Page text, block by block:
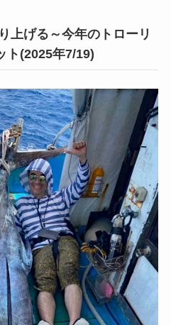
上げる～今年のトローリ
ト(2025年7/19)